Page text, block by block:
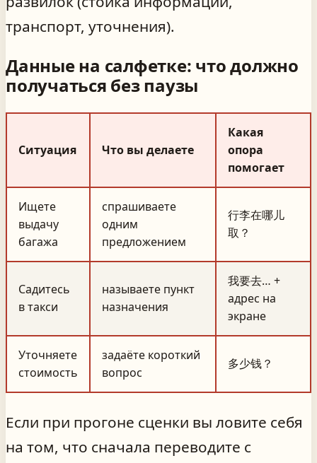
транспорт, уточнения).
Данные на салфетке: что должно
получаться без паузы
Ситуация Что вы делаете
Какая
опора
помогает
Ищете
выдачу
багажа
спрашиваете
одним
предложением
行李在哪儿
取？
Садитесь
в такси
называете пункт
назначения
我要去… +
адрес на
экране
Уточняете
стоимость
задаёте короткий
вопрос
多少钱？
Если при прогоне сценки вы ловите себя
на том, что сначала переводите с